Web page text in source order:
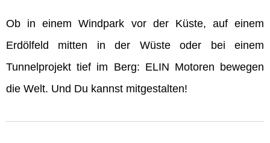
Ob in einem Windpark vor der Küste, auf einem
Erdölfeld mitten in der Wüste oder bei einem
Tunnelprojekt tief im Berg: ELIN Motoren bewegen
die Welt. Und Du kannst mitgestalten!